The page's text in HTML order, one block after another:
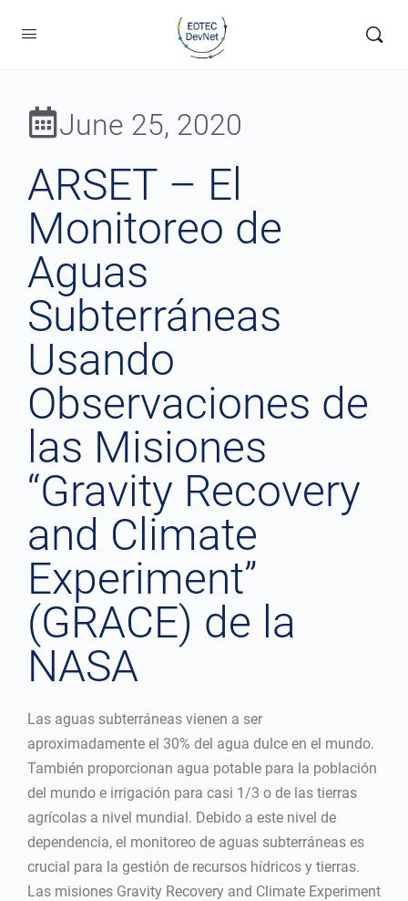
June 25, 2020
ARSET – El
Monitoreo de
Aguas
Subterráneas
Usando
Observaciones de
las Misiones
“Gravity Recovery
and Climate
Experiment”
(GRACE) de la
NASA
Las aguas subterráneas vienen a ser
aproximadamente el 30% del agua dulce en el mundo.
También proporcionan agua potable para la población
del mundo e irrigación para casi 1/3 o de las tierras
agrícolas a nivel mundial. Debido a este nivel de
dependencia, el monitoreo de aguas subterráneas es
crucial para la gestión de recursos hídricos y tierras.
Las misiones Gravity Recovery and Climate Experiment